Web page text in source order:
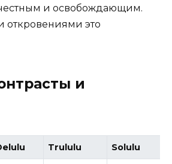
и освобождающим.
откровениями это
и
Trululu Solulu